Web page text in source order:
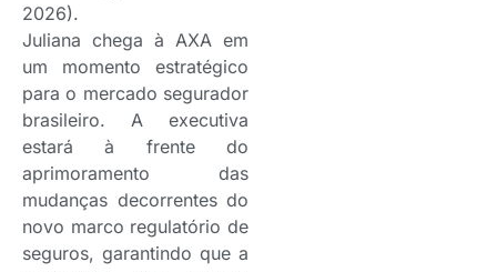
2026).
Juliana chega à AXA em
um momento estratégico
para o mercado segurador
brasileiro. A executiva
estará à frente do
aprimoramento das
mudanças decorrentes do
novo marco regulatório de
seguros, garantindo que a